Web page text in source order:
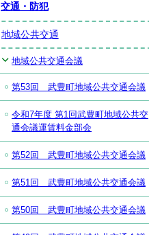
交通・防犯
地域公共交通
地域公共交通会議
第53回 武豊町地域公共交通会議
令和7年度 第1回武豊町地域公共交
通会議運賃料金部会
第52回 武豊町地域公共交通会議
第51回 武豊町地域公共交通会議
第50回 武豊町地域公共交通会議